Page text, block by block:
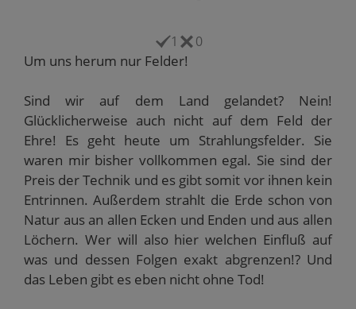
1 0
Um uns herum nur Felder!
Sind wir auf dem Land gelandet? Nein!
Glücklicherweise auch nicht auf dem Feld der
Ehre! Es geht heute um Strahlungsfelder. Sie
waren mir bisher vollkommen egal. Sie sind der
Preis der Technik und es gibt somit vor ihnen kein
Entrinnen. Außerdem strahlt die Erde schon von
Natur aus an allen Ecken und Enden und aus allen
Löchern. Wer will also hier welchen Einfluß auf
was und dessen Folgen exakt abgrenzen!? Und
das Leben gibt es eben nicht ohne Tod!